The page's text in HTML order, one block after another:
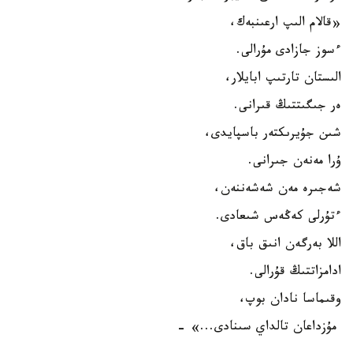
«قالام الىپ ارعىنبەك،
ءسوز جازادى مۇرالى.
الىستان تارتىپ ابايلار،
ەر جىگىتتىڭ قىرانى.
شىن جۇيرىكتەر باسپايدى،
ۇرا مەنەن جىرانى.
شەجىرە مەن شەشەننەن،
ءتۇرلى كەڭەس شىعادى.
اللا بەرگەن انىق باق،
ادامزاتتىڭ قۇرالى.
وقىماسا نادان بوپ،
مۇزداعان تالداي سىنادى...» -